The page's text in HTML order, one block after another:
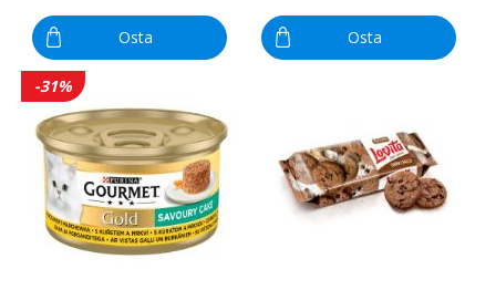
Osta Osta
-31%